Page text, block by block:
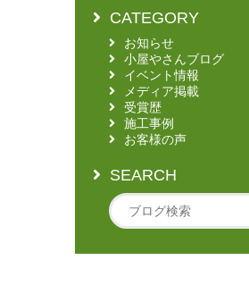
CATEGORY
お知らせ
小屋やさんブログ
イベント情報
メディア掲載
受賞歴
施工事例
お客様の声
SEARCH